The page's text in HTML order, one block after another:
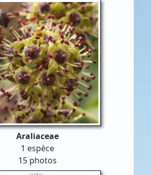
Araliaceae
1 espèce
15 photos